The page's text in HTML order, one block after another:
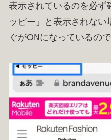
表示されているのを必ず
ッピー」と表示されな
ぐがONになっているの